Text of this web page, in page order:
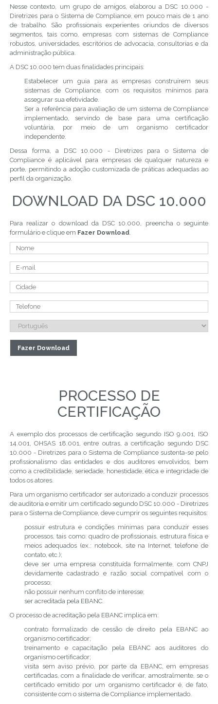
Nesse contexto, um grupo de amigos, elaborou a DSC 10.000 -
Diretrizes para o Sistema de Compliance, em pouco mais de 1 ano
de trabalho. São profissionais experientes oriundos de diversos
segmentos, tais como, empresas com sistemas de Compliance
robustos, universidades, escritórios de advocacia, consultorias e da
administração pública.
A DSC 10.000 tem duas finalidades principais:
Estabelecer um guia para as empresas construírem seus
sistemas de Compliance, com os requisitos mínimos para
assegurar sua efetividade.
Ser a referência para avaliação de um sistema de Compliance
implementado, servindo de base para uma certificação
voluntária, por meio de um organismo certificador
independente.
Dessa forma, a DSC 10.000 - Diretrizes para o Sistema de
Compliance é aplicável para empresas de qualquer natureza e
porte, permitindo a adoção customizada de práticas adequadas ao
perfil da organização.
DOWNLOAD DA DSC 10.000
Para realizar o download da DSC 10.000, preencha o seguinte
formulário e clique em Fazer Download.
PROCESSO DE
CERTIFICAÇÃO
A exemplo dos processos de certificação segundo ISO 9.001, ISO
14.001, OHSAS 18.001, entre outras, a certificação segundo DSC
10.000 - Diretrizes para o Sistema de Compliance sustenta-se pelo
profissionalismo das entidades e dos auditores envolvidos, bem
como a credibilidade, seriedade, honestidade, ética e integridade de
todos os atores.
Para um organismo certificador ser autorizado a conduzir processos
de auditoria e emitir um certificado segundo DSC 10.000 - Diretrizes
para o Sistema de Compliance, deve cumprir os seguintes requisitos:
possuir estrutura e condições mínimas para conduzir esses
processos, tais como: quadro de profissionais, estrutura física e
meios adequados (ex.: notebook, site na Internet, telefone de
contato, etc.);
deve ser uma empresa constituída formalmente, com CNPJ
devidamente cadastrado e razão social compatível com o
processo;
não possuir nenhum conflito de interesse;
ser acreditada pela EBANC.
O processo de acreditação pela EBANC implica em:
contrato formalizado de cessão de direito pela EBANC ao
organismo certificador;
treinamento e capacitação pela EBANC aos auditores do
organismo certificador;
visita sem aviso prévio, por parte da EBANC, em empresas
certificadas, com a finalidade de verificar, amostralmente, se o
certificado emitido por um organismo certificador é, de fato,
consistente com o sistema de Compliance implementado.